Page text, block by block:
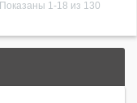
Показаны 1-18 из 130